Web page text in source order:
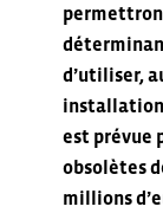
d’utiliser,
est prévue
obsolètes
millions